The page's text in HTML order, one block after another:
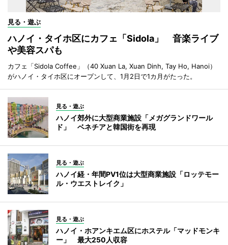
見る・遊ぶ
ハノイ・タイホ区にカフェ「Sidola」 音楽ライブ
や美容スパも
カフェ「Sidola Coffee」（40 Xuan La, Xuan Dinh, Tay Ho, Hanoi）
がハノイ・タイホ区にオープンして、1月2日で1カ月がたった。
見る・遊ぶ
ハノイ郊外に大型商業施設「メガグランドワール
ド」 ベネチアと韓国街を再現
見る・遊ぶ
ハノイ経・年間PV1位は大型商業施設「ロッテモー
ル・ウエストレイク」
見る・遊ぶ
ハノイ・ホアンキエム区にホステル「マッドモンキ
ー」 最大250人収容